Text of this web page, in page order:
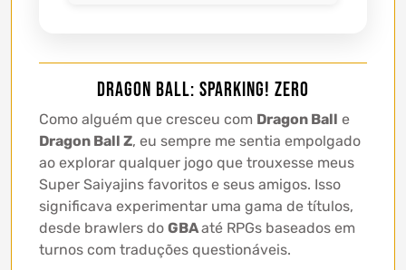
Dragon Ball: Sparking! ZERO
Como alguém que cresceu com Dragon Ball e
Dragon Ball Z, eu sempre me sentia empolgado
ao explorar qualquer jogo que trouxesse meus
Super Saiyajins favoritos e seus amigos. Isso
significava experimentar uma gama de títulos,
desde brawlers do GBAaté RPGs baseados em
turnos com traduções questionáveis.